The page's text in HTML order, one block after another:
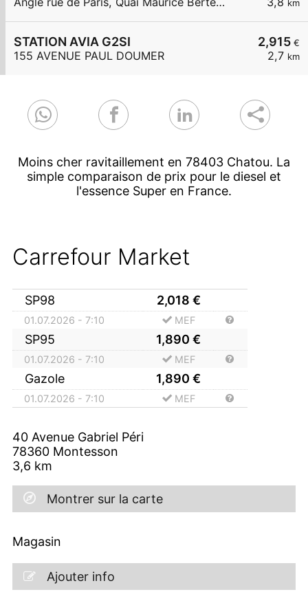
km
2,915 €
2,7 km
STATION AVIA G2SI
155 AVENUE PAUL DOUMER
Moins cher ravitaillement en 78403 Chatou. La
simple comparaison de prix pour le diesel et
l'essence Super en France.
Carrefour Market
SP98 2,018 €
01.07.2026 - 7:10 MEF
SP95 1,890 €
01.07.2026 - 7:10 MEF
Gazole 1,890 €
01.07.2026 - 7:10 MEF
40 Avenue Gabriel Péri
78360 Montesson
3,6 km
Montrer sur la carte
Magasin
Ajouter info